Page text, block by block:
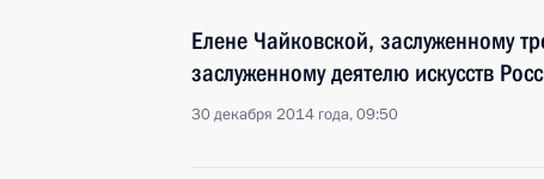
Елене Чайковской, заслуженному
заслуженному деятелю искусств
30 декабря 2014 года, 09:50